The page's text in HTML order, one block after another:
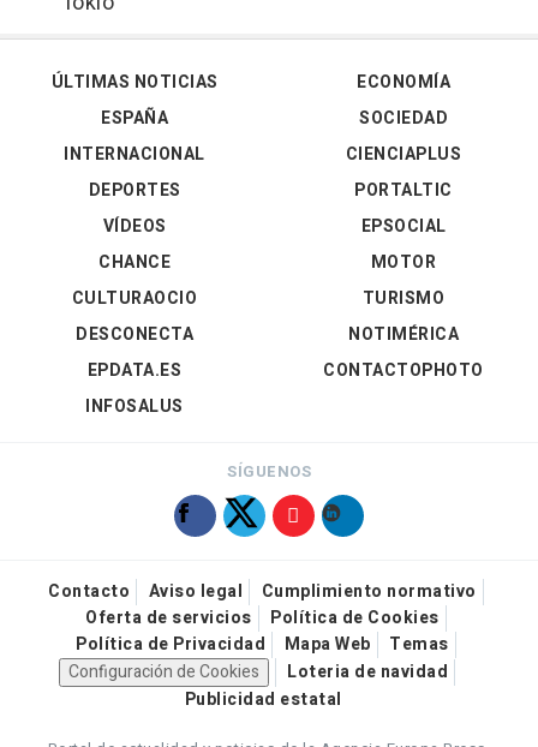
ÚLTIMAS NOTICIAS
ESPAÑA
INTERNACIONAL
DEPORTES
VÍDEOS
ECONOMÍA
SOCIEDAD
CIENCIAPLUS
PORTALTIC
EPSOCIAL
CHANCE
CULTURAOCIO
DESCONECTA
EPDATA.ES
INFOSALUS
MOTOR
TURISMO
NOTIMÉRICA
CONTACTOPHOTO
SÍGUENOS
Contacto Aviso legal
Cumplimiento normativo
Oferta de servicios
Política de Cookies
Política de Privacidad
Mapa Web
Temas
Configuración de Cookies
Loteria de navidad
Publicidad estatal